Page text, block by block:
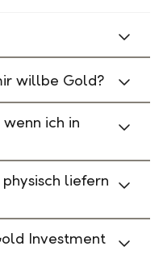
willbe Gold?
ich in
liefern
Investment